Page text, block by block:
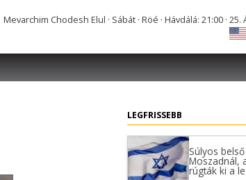
Mevarchim Chodesh Elul · Sábát · Röé · Hávdálá: 21:00 ·
LEGFRISSEBB
Súlyos
Moszadnál,
rúgták ki a